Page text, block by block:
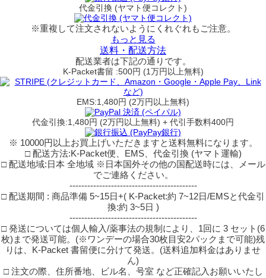
代金引換 (ヤマト便コレクト)
※重複して注文されないようにくれぐれもご注意。
もっと見る
送料・配送方法
配送業者は下記の通りです。
K-Packet書留 :500円 (1万円以上無料)
EMS:1,480円 (2万円以上無料)
代金引換:1,480円 (2万円以上無料) + 代引手数料400円
※ 10000円以上お買上げいただきますと送料無料になります。
□ 配送方法:K-Packet便、EMS、代金引換 (ヤマト運輸)
□ 配送地域:日本 全地域 ※日本国外その他の国配送時には、メール
でご連絡ください。
-------------------------------------------
□ 配送期間 : 商品準備 5~15日+( K-Packet:約 7~12日/EMSと代金引
換:約 3~5日 )
-------------------------------------------
□ 発送については個人輸入/薬事法の規制により、1回に 3 セット(6
枚)まで発送可能。(※ワンデーの場合30枚目安2パックまで可能)残
りは、K-Packet 書留便に分けて発送。(送料追加料金はありませ
ん)
□ 注文の際、住所番地、ビル名、号室 など正確記入お願いいたし